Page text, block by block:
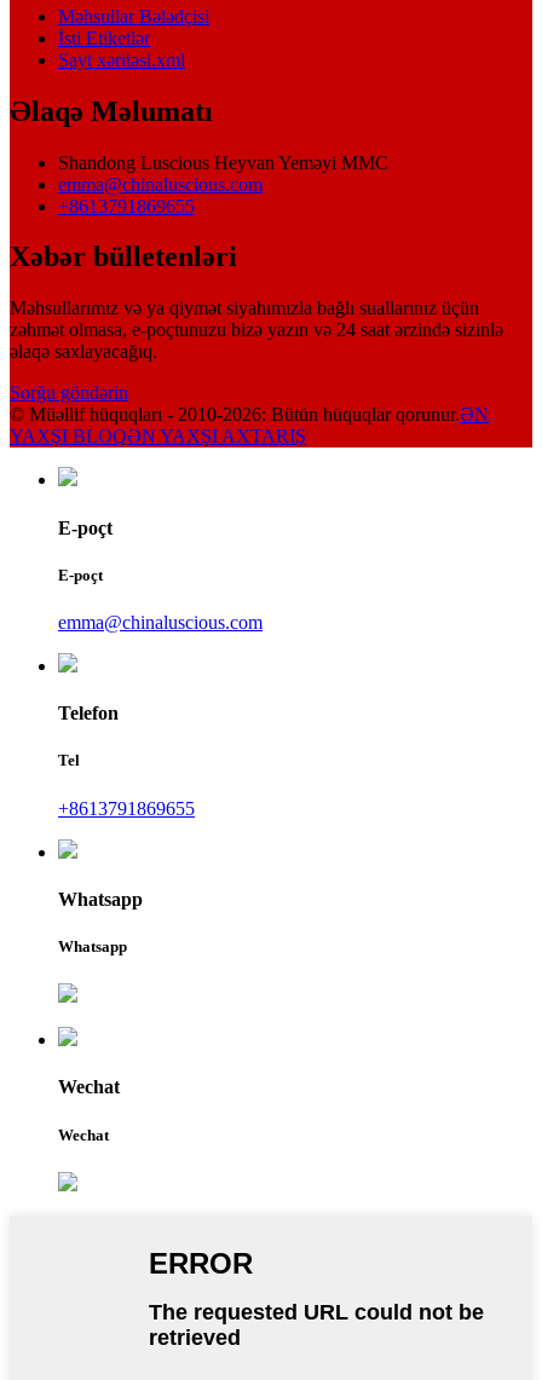
Məhsullar Bələdçisi
İsti Etiketlər
Sayt xəritəsi.xml
Əlaqə Məlumatı
Shandong Luscious Heyvan Yeməyi MMC
emma@chinaluscious.com
+8613791869655
Xəbər bülletenləri
Məhsullarımız və ya qiymət siyahımızla bağlı suallarınız üçün
zəhmət olmasa, e-poçtunuzu bizə yazın və 24 saat ərzində sizinlə
əlaqə saxlayacağıq.
Sorğu göndərin
© Müəllif hüquqları - 2010-2026: Bütün hüquqlar qorunur.ƏN
YAXŞI BLOQƏN YAXŞI AXTARIŞ
E-poçt
E-poçt
emma@chinaluscious.com
Telefon
Tel
+8613791869655
Whatsapp
Whatsapp
Wechat
Wechat